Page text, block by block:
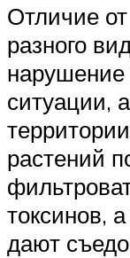
Отличие
разного
нарушение
ситуации,
растений
токсинов,
дают